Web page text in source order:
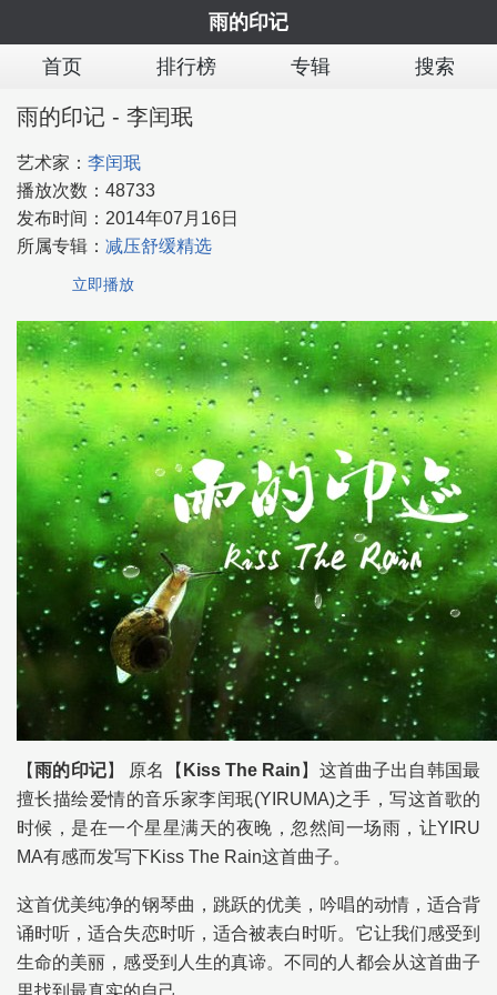
雨的印记
首页
排行榜 专辑 搜索
雨的印记 - 李闰珉
艺术家： 李闰珉
播放次数： 48733
发布时间： 2014年07月16日
所属专辑： 减压舒缓精选
立即播放
【雨的印记】 原名【 Kiss The Rain 】这首曲子出自韩国最
擅长描绘爱情的音乐家李闰珉(YIRUMA)之手，写这首歌的
时候，是在一个星星满天的夜晚，忽然间一场雨，让YIRU
MA有感而发写下Kiss The Rain这首曲子。
这首优美纯净的钢琴曲，跳跃的优美，吟唱的动情，适合背
诵时听，适合失恋时听，适合被表白时听。它让我们感受到
生命的美丽，感受到人生的真谛。不同的人都会从这首曲子
里找到最真实的自己。